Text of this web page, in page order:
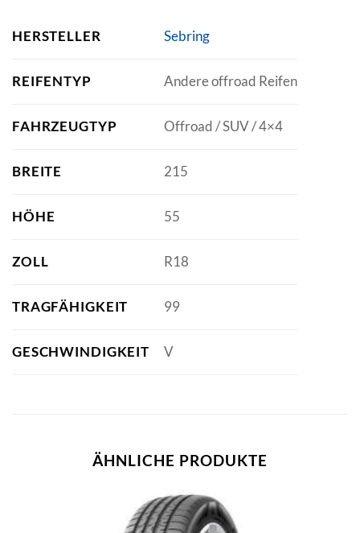
HERSTELLER Sebring
REIFENTYP Andere offroad Reifen
FAHRZEUGTYP Offroad / SUV / 4×4
BREITE 215
HÖHE 55
ZOLL R18
TRAGFÄHIGKEIT 99
GESCHWINDIGKEIT V
ÄHNLICHE PRODUKTE